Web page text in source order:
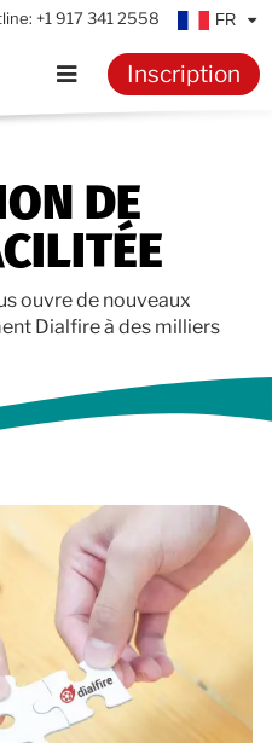
+1 917 341 2558 FR
Inscription
DE
ouvre de nouveaux
Dialfire à des milliers